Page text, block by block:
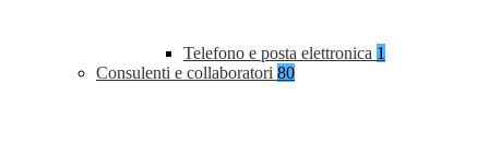
Telefono e posta elettronica 1
Consulenti e collaboratori 80